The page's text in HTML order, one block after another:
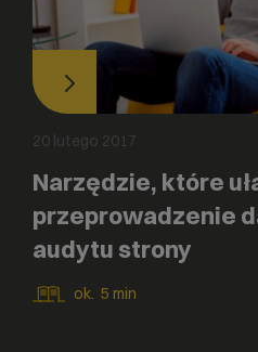
20 lutego 2017
Narzędzie, które
przeprowadzenie
audytu strony
ok. 5 min